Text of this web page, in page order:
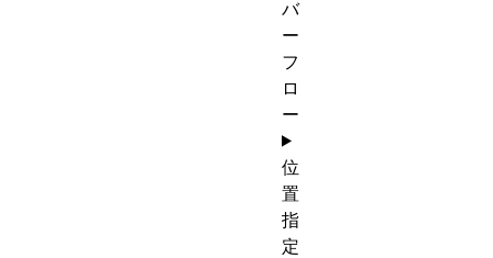
バ
ー
フ
ロ
ー
位
置
指
定